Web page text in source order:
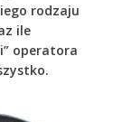
rodzaju
ile
operatora